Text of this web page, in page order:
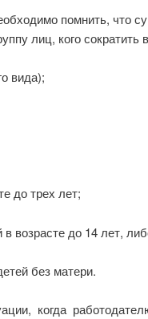
помнить, что
лиц, кого
вида);
до трех лет;
до 14 лет,
без матери.
когда